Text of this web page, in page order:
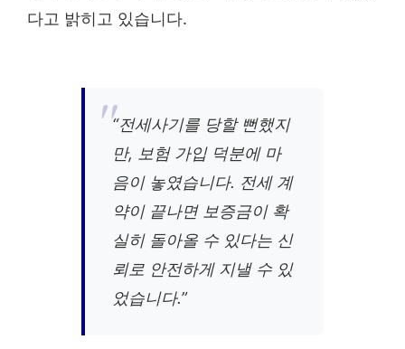
다고 밝히고 있습니다.
“전세사기를 당할 뻔했지
만, 보험 가입 덕분에 마
음이 놓였습니다. 전세 계
약이 끝나면 보증금이 확
실히 돌아올 수 있다는 신
뢰로 안전하게 지낼 수 있
었습니다.”